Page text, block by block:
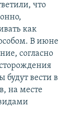
что
как
В июне
согласно
будут вести в
на месте